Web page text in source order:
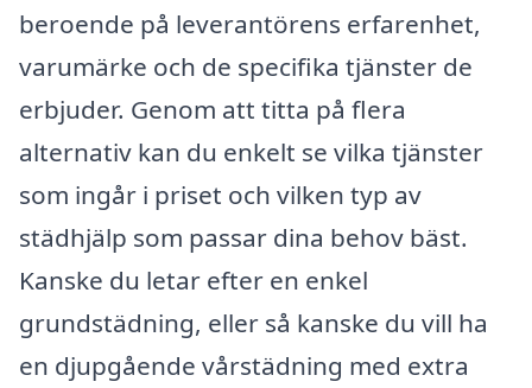
beroende på leverantörens erfarenhet,
varumärke och de specifika tjänster de
erbjuder. Genom att titta på flera
alternativ kan du enkelt se vilka tjänster
som ingår i priset och vilken typ av
städhjälp som passar dina behov bäst.
Kanske du letar efter en enkel
grundstädning, eller så kanske du vill ha
en djupgående vårstädning med extra